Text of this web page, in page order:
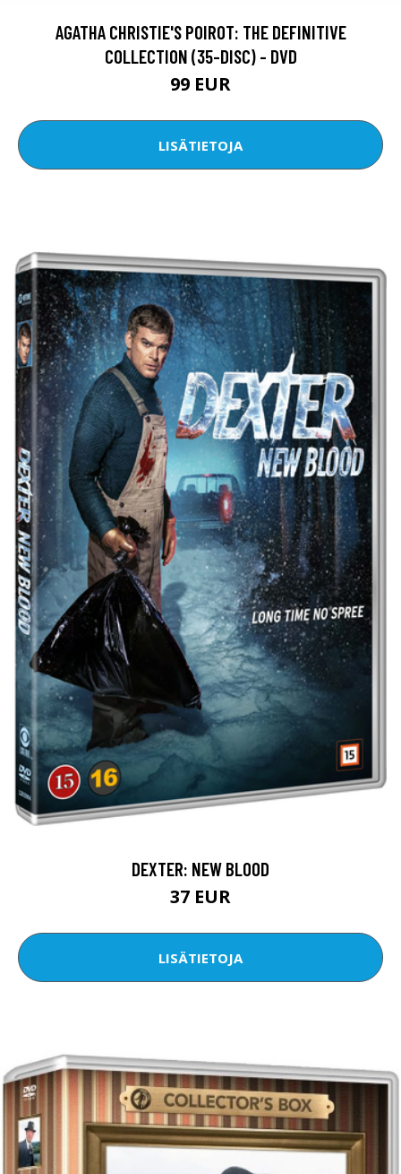
AGATHA CHRISTIE'S POIROT: THE DEFINITIVE
COLLECTION (35-DISC) - DVD
99 EUR
LISÄTIETOJA
DEXTER: NEW BLOOD
37 EUR
LISÄTIETOJA